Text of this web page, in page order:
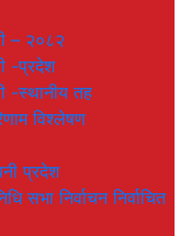
– २०८२
-प्रदेश
-स्थानीय तह
विश्लेषण
प्रदेश
सभा निर्वाचन निर्वाचित